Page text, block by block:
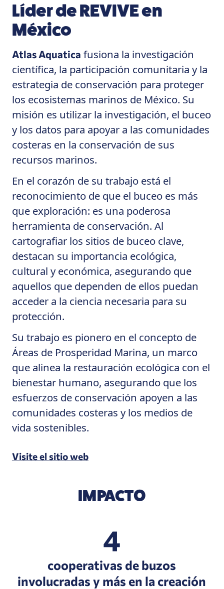
Líder de REVIVE en
México
Atlas Aquatica fusiona la investigación
científica, la participación comunitaria y la
estrategia de conservación para proteger
los ecosistemas marinos de México. Su
misión es utilizar la investigación, el buceo
y los datos para apoyar a las comunidades
costeras en la conservación de sus
recursos marinos.
En el corazón de su trabajo está el
reconocimiento de que el buceo es más
que exploración: es una poderosa
herramienta de conservación. Al
cartografiar los sitios de buceo clave,
destacan su importancia ecológica,
cultural y económica, asegurando que
aquellos que dependen de ellos puedan
acceder a la ciencia necesaria para su
protección.
Su trabajo es pionero en el concepto de
Áreas de Prosperidad Marina, un marco
que alinea la restauración ecológica con el
bienestar humano, asegurando que los
esfuerzos de conservación apoyen a las
comunidades costeras y los medios de
vida sostenibles.
Visite el sitio web
IMPACTO
4
cooperativas de buzos
involucradas y más en la creación